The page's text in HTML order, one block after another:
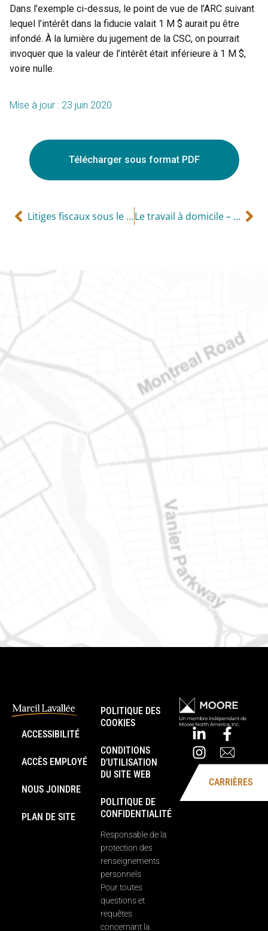
Dans l’exemple ci-dessus, le point de vue de l’ARC suivant
lequel l’intérêt dans la fiducie valait 1 M $ aurait pu être
infondé. À la lumière du jugement de la CSC, on pourrait
invoquer que la valeur de l’intérêt était inférieure à 1 M $,
voire nulle.
Mise à jour : 23 juin 2020
Télécharger sous format PDF
Litiges fiscaux sous le régime de la COVID-19 Le travail à domicile – aspects fiscaux
Gatineau
100-200, rue Montcalm
Gatineau (Québec)
J8Y 3B5
Téléphone : 819-778-2428
400-1420, place Blair Towers
Ottawa (Ontario) K1J 9L8
(Adjacent à l’autoroute 174)
Téléphone : 613-745-8387
Est ontarien
888, rue Notre-Dame
Case postale 101
Embrun (Ontario) K0A 1W1
Téléphone : 613-745-8387
ACCESSIBILITÉ
ACCÈS EMPLOYÉ
NOUS JOINDRE
PLAN DE SITE
POLITIQUE DES
COOKIES
CONDITIONS
D’UTILISATION
DU SITE WEB
POLITIQUE DE
CONFIDENTIALITÉ
Responsable de la
protection des
renseignements
personnels
Pour toutes
questions et
requêtes
concernant la
CARRIÈRES